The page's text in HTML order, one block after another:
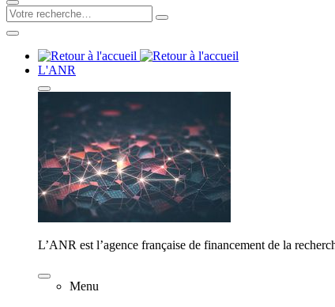
L'ANR
L’ANR est l’agence française de financement de la
Menu